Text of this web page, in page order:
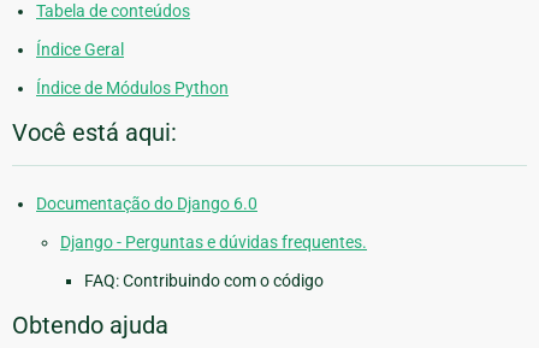
Tabela de conteúdos
Índice Geral
Índice de Módulos Python
Você está aqui:
Documentação do Django 6.0
Django - Perguntas e dúvidas frequentes.
FAQ: Contribuindo com o código
Obtendo ajuda